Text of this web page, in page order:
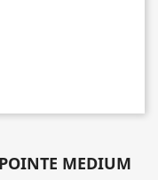
MEDIUM